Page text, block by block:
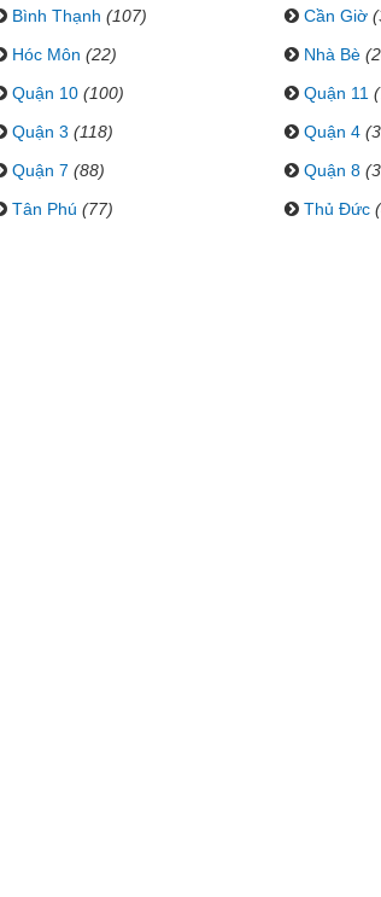
Bình Thạnh (107) Cần Giờ
Hóc Môn (22) Nhà Bè
Quận 10 (100) Quận 11
Quận 3 (118) Quận 4
Quận 7 (88) Quận 8
Tân Phú (77) Thủ Đức